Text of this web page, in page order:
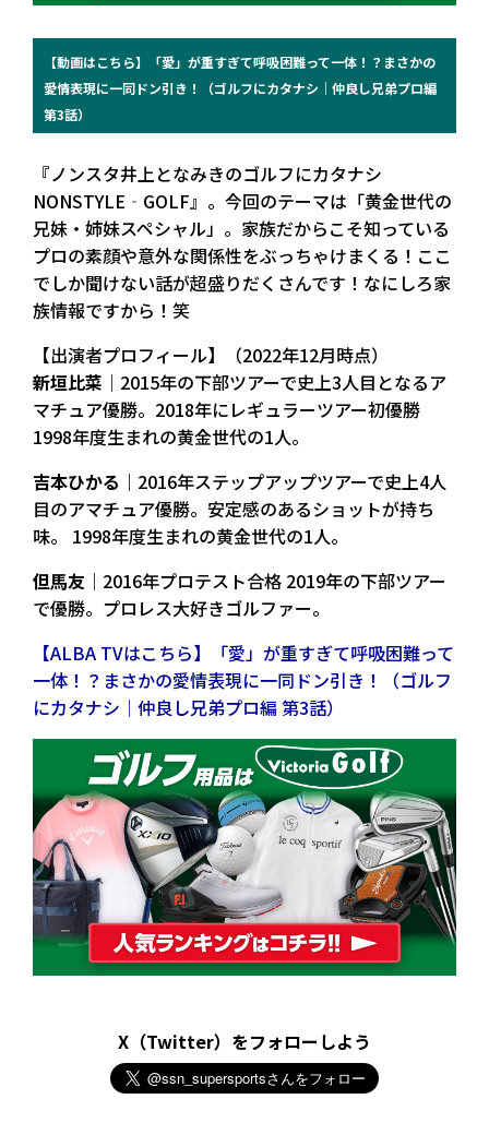
【動画はこちら】「愛」が重すぎて呼吸困難って一体！？まさかの
愛情表現に一同ドン引き！（ゴルフにカタナシ｜仲良し兄弟プロ編
第3話）
『ノンスタ井上となみきのゴルフにカタナシ
NONSTYLE‐GOLF』。今回のテーマは「黄金世代の
兄妹・姉妹スペシャル」。家族だからこそ知っている
プロの素顔や意外な関係性をぶっちゃけまくる！ここ
でしか聞けない話が超盛りだくさんです！なにしろ家
族情報ですから！笑
【出演者プロフィール】（2022年12月時点）
新垣比菜 ｜2015年の下部ツアーで史上3人目となるア
マチュア優勝。2018年にレギュラーツアー初優勝
1998年度生まれの黄金世代の1人。
吉本ひかる ｜2016年ステップアップツアーで史上4人
目のアマチュア優勝。安定感のあるショットが持ち
味。 1998年度生まれの黄金世代の1人。
但馬友 ｜2016年プロテスト合格 2019年の下部ツアー
で優勝。プロレス大好きゴルファー。
【ALBA TVはこちら】「愛」が重すぎて呼吸困難って
一体！？まさかの愛情表現に一同ドン引き！（ゴルフ
にカタナシ｜仲良し兄弟プロ編 第3話）
X（Twitter）をフォローしよう